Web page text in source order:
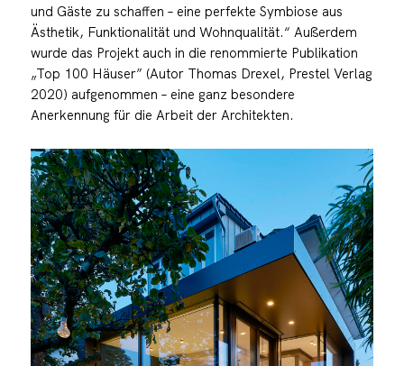
und Gäste zu schaffen – eine perfekte Symbiose aus
Ästhetik, Funktionalität und Wohnqualität.“ Außerdem
wurde das Projekt auch in die renommierte Publikation
„Top 100 Häuser” (Autor Thomas Drexel, Prestel Verlag
2020) aufgenommen – eine ganz besondere
Anerkennung für die Arbeit der Architekten.